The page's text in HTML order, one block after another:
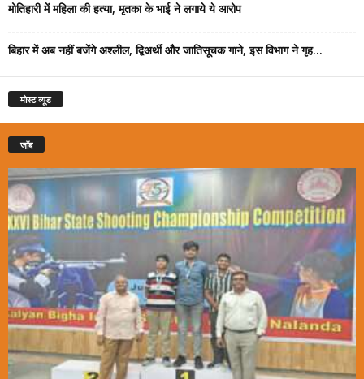
मोतिहारी में महिला की हत्या, मृतका के भाई ने लगाये ये आरोप
बिहार में अब नहीं बजेंगे अश्लील, द्विअर्थी और जातिसूचक गाने, इस विभाग ने गृह...
मोस्ट व्यूड
जॉब